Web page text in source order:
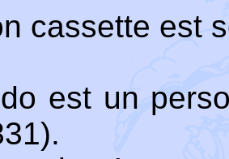
cassette est
est un